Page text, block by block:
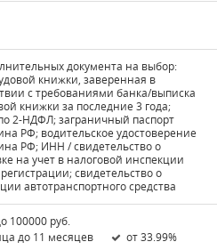
документа на выбор:
книжки, заверенная в
с требованиями банка/выписка
книжки за последние 3 года;
2-НДФЛ; заграничный паспорт
РФ; водительское удостоверение
РФ; ИНН / свидетельство о
на учет в налоговой инспекции
свидетельство о
автотранспортного средства
100000 руб.
до 11 месяцев
от 33.99%